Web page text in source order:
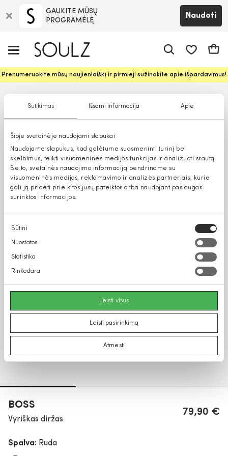
Sutikimas Išsami informacija Apie
Šioje svetainėje naudojami slapukai
Naudojame slapukus, kad galėtume suasmeninti turinį bei
skelbimus, teikti visuomeninės medijos funkcijas ir analizuoti srautą.
Be to, svetainės naudojimo informaciją bendriname su
visuomeninės medijos, reklamavimo ir analizės partneriais, kurie
gali ją pridėti prie kitos jūsų pateiktos arba naudojant paslaugas
surinktos informacijos.
Sutikimo
pasirinkimas
Būtini
Nuostatos
Statistika
Rinkodara
Leisti visus
Leisti pasirinkimą
Atmesti
GAUKITE MŪSŲ
PROGRAMĖLĘ
Naudoti
Prenumeruokite mūsų naujienlaiškį ir pirmieji sužinokite apie išpardavimus!
BOSS
Vyriškas diržas
79,90 €
Spalva: Ruda